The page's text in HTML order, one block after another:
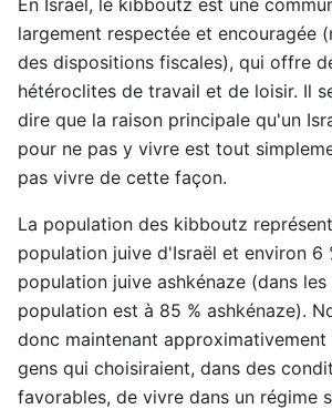
largement respectée et encouragée
des dispositions fiscales), qui offre
hétéroclites de travail et de loisir. Il
dire que la raison principale qu'un
pour ne pas y vivre est tout
pas vivre de cette façon.
La population des kibboutz
population juive d'Israël et environ 6
population juive ashkénaze (dans
population est à 85 % ashkénaze).
donc maintenant approximativement
gens qui choisiraient, dans des
favorables, de vivre dans un régime